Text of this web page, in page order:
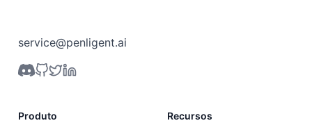
service@penligent.ai
Produto Recursos